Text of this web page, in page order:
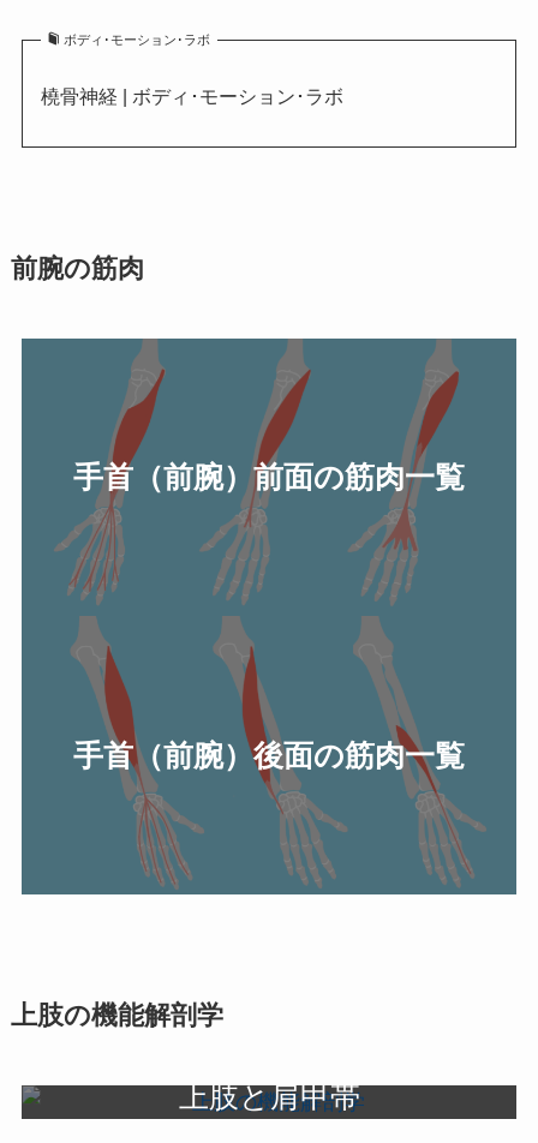
ボディ･モーション･ラボ
橈骨神経 | ボディ･モーション･ラボ
前腕の筋肉
手首（前腕）前面の筋肉一覧
手首（前腕）後面の筋肉一覧
上肢の機能解剖学
上肢と肩甲帯